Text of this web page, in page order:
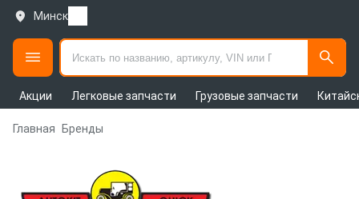
Минск
Акции Легковые запчасти Грузовые запчасти
Главная Бренды